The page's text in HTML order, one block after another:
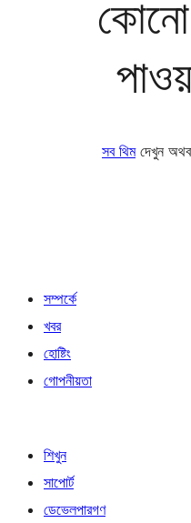
সব থিমদেখুন
সম্পর্কে
খবর
হোষ্টিং
গোপনীয়তা
শিখুন
সাপোর্ট
ডেভেলপারগণ